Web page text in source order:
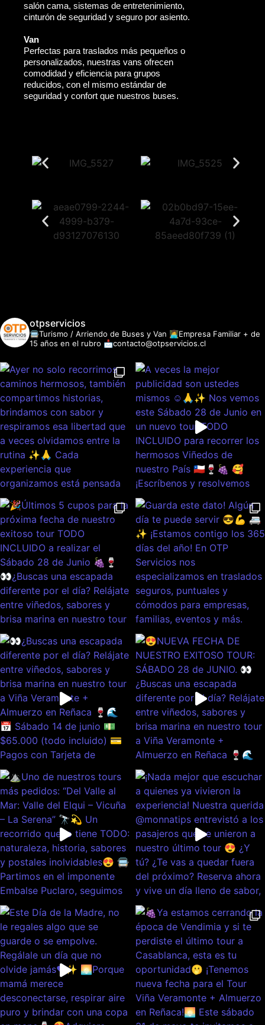
salón cama, sistemas de entretenimiento,
cinturón de seguridad y seguro por asiento.
Van
Perfectas para traslados más pequeños o
personalizados, nuestras vans ofrecen
comodidad y eficiencia para grupos
reducidos, con el mismo estándar de
seguridad y confort que nuestros buses.
otpservicios
🚍Turismo / Arriendo de Buses y Van 👩‍💻Empresa Familiar + de
15 años en el rubro 📩contacto@otpservicios.cl